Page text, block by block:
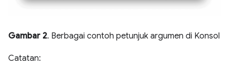
Gambar 2. Berbagai contoh petunjuk argumen di Konsol
Catatan: